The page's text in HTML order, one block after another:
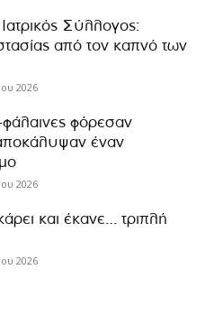
Ιατρικός Σύλλογος:
από τον καπνό των
2026
φάλαινες φόρεσαν
έναν
2026
και έκανε… τριπλή
2026